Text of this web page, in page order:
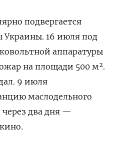
подвергается
Украины. 16 июля под
аппаратуры
на площади 500 м².
9 июля
маслодельного
два дня —